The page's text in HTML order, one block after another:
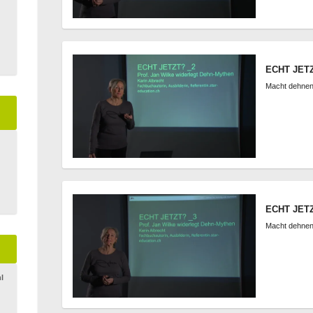
ECHT
Macht
ECHT
Macht